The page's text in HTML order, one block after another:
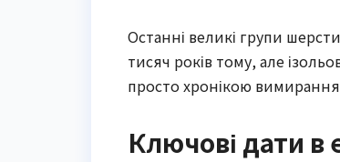
Останні великі групи
тисяч років тому, але
просто хронікою
Ключові дати в